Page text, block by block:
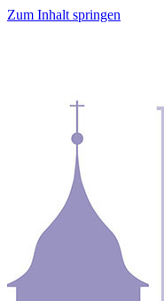
Zum Inhalt springen